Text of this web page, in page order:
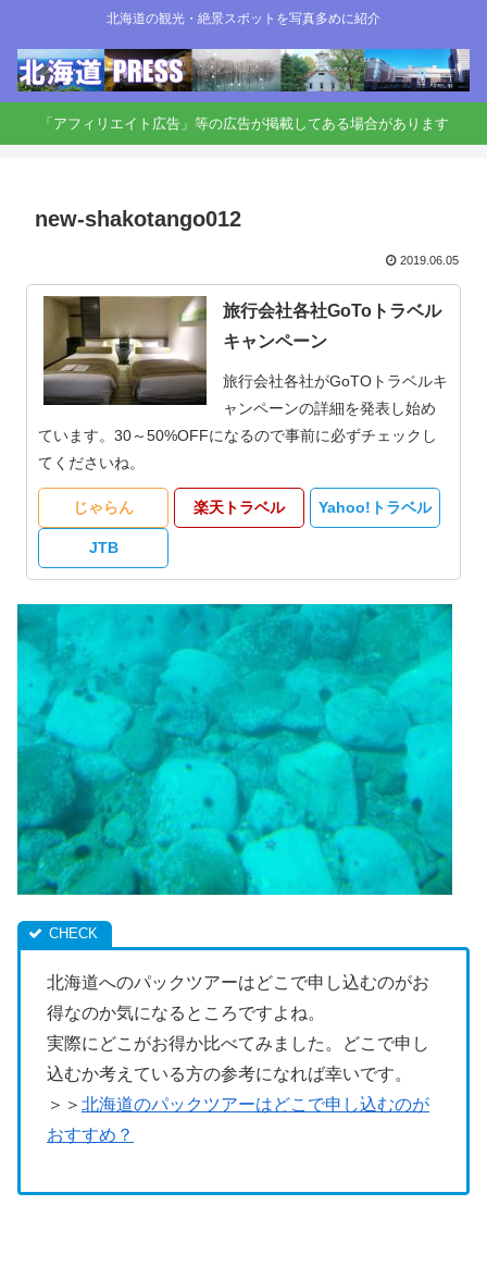
北海道の観光・絶景スポットを写真多めに紹介
「アフィリエイト広告」等の広告が掲載してある場合があります
new-shakotango012
2019.06.05
旅行会社各社GoToトラベル
キャンペーン
旅行会社各社がGoTOトラベルキ
ャンペーンの詳細を発表し始め
ています。30～50%OFFになるので事前に必ずチェックし
てくださいね。
じゃらん 楽天トラベル Yahoo!トラベル
JTB
北海道へのパックツアーはどこで申し込むのがお
得なのか気になるところですよね。
実際にどこがお得か比べてみました。どこで申し
込むか考えている方の参考になれば幸いです。
＞＞ 北海道のパックツアーはどこで申し込むのが
おすすめ？